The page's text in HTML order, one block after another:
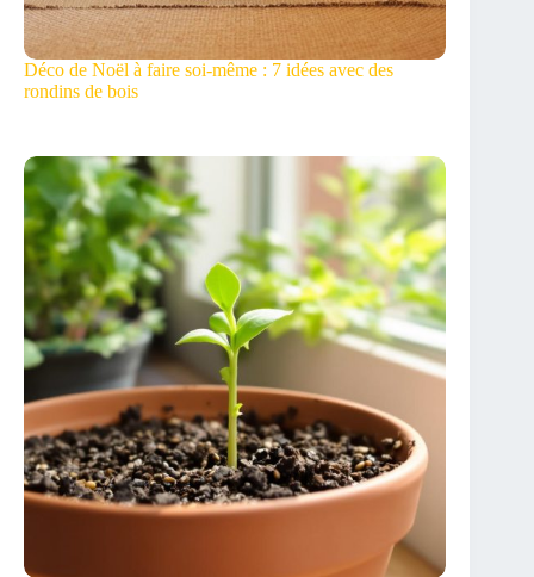
Déco de Noël à faire soi-même : 7 idées avec des
rondins de bois